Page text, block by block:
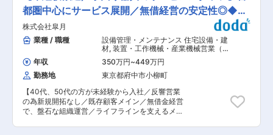
営 こども事業：東京都中心に66か所の認可保育
園等を運営 変更の範囲：会社の定める業務
ど幅広い商材の取り扱いをしています。 シャクリ
ーは、1956年創業者Dr. フォレスト C. シャクリー
によって米国で創立し、日本シャクリーはその日
本法人として1975年に創業しました。 1986年に
はダイレクトセリングの企業、栄養補給食品中心
の企業として株式公開（JASDAQ）を実現しまし
た。（2019年12月より、株式公開を廃止してお
ります。） 変更の範囲：会社の定める業務
クチャー ◇店頭ディスプレイづくり ◇店内イベ
ントの企画・実施 など ★ライフイベントへの支
援多数★ （1）社員の男女比は【47％：53％】
で、男女共にバランスよく活躍しています。 ・月
1日の有給取得・連続休暇取得を推進中 ・育休取
得率95％／復帰率は約90％！ ・保育園に預けて
復職した場合⇒保育手当を支給（3歳まで） ・お
子さんが4歳に達するまで時短勤務可 ・時短とフ
ルタイムをミックスして使えます『慣らしフルタ
イム制度』あり ・7割が未経験スタート★ ・30
歳時点で男女の年収差額が少ないランキング「第
1位」
https://www.vorkers.com/hatarakigai/vol_104
都圏中心にサービス展開／無借経営の安定性◎◆土
日休み
株式会社皐月
業種 / 職種
設備管理・メンテナンス 住宅設備・建
材, 装置・工作機械・産業機械営業（国
内） カスタマーサポート・ユーザーサ
ポート・オペレータ
年収 350万円~449万円
勤務地
東京都府中市小柳町
【40代、50代の方が未経験から入社／反響営業
の為新規開拓なし／既存顧客メイン／無借金経営
で、盤石な組織運営／ライフラインを支えるメン